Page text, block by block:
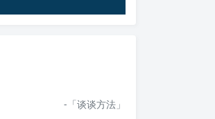
-「谈谈方法 」